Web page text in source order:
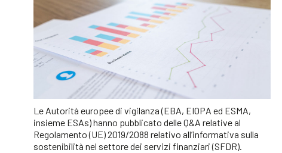
Le Autorità europee di vigilanza (EBA, EIOPA ed ESMA,
insieme ESAs) hanno pubblicato delle Q&A relative al
Regolamento (UE) 2019/2088 relativo all’informativa sulla
sostenibilità nel settore dei servizi finanziari (SFDR).